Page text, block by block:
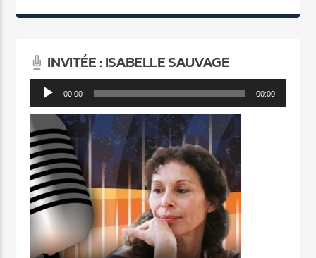
INVITÉE : ISABELLE SAUVAGE
Lecteur
audio
00:00 00:00